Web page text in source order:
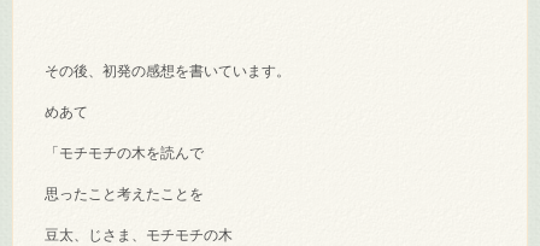
その後、初発の感想を書いています。
めあて
「モチモチの木を読んで
思ったこと考えたことを
豆太、じさま、モチモチの木